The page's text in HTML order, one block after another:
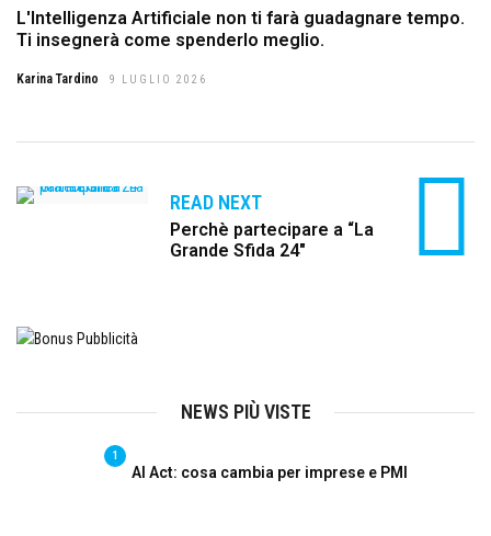
L'Intelligenza Artificiale non ti farà guadagnare tempo.
Ti insegnerà come spenderlo meglio.
Karina Tardino 9 LUGLIO 2026
READ NEXT
Perchè partecipare a “La
Grande Sfida 24″
NEWS PIÙ VISTE
1
AI Act: cosa cambia per imprese e PMI